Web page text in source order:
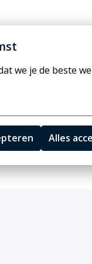
we je de beste
Alles
per jaar.
groeien.
in
sector.